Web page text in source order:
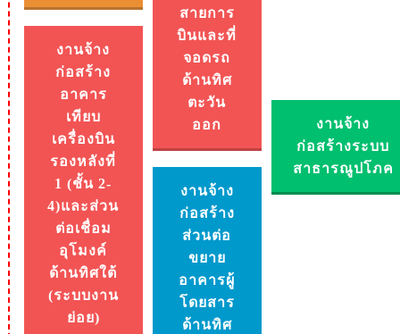
งานจ้าง
ก่อสร้าง
อาคาร
เทียบ
เครื่องบิน
รองหลังที่
1 (ชั้น 2-
4)และส่วน
ต่อเชื่อม
อุโมงค์
ด้านทิศใต้
(ระบบงาน
ย่อย)
สายการ
บินและที่
จอดรถ
ด้านทิศ
ตะวัน
ออก
งานจ้าง
ก่อสร้าง
ส่วนต่อ
ขยาย
อาคารผู้
โดยสาร
ด้านทิศ
งานจ้าง
ก่อสร้างระบบ
สาธารณูปโภค